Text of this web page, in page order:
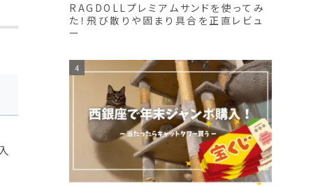
RAGDOLLプレミアムサンドを使ってみ
た！飛び散りや固まり具合を正直レビュ
ー